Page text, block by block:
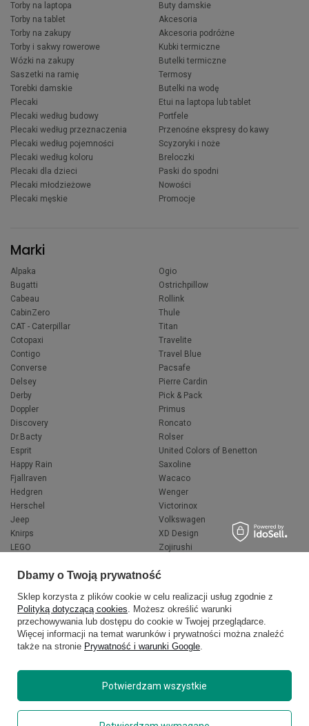
Torby na laptopa
Torby na tablet
Torby na zakupy
Torby i sakwy rowerowe
Wózki na zakupy
Saszetki na ramię
Torebki damskie
Plecaki
Plecaki według budowy
Plecaki według przeznaczenia
Plecaki według pojemności
Plecaki według koloru
Plecaki dla dzieci
Plecaki młodzieżowe
Plecaki męskie
Buty damskie
Akcesoria
Akcesoria podróżne
Kubki termiczne
Butelki termiczne
Termosy
Butelki na wodę
Etui na laptopa lub tablet
Portfele
Przenośne ekspresy do kawy
Scyzoryki i noże
Breloczki
Paski do spodni
Nowości
Promocje
Marki
Alpaka
Bugatti
Cabeau
CabinZero
CAT - Caterpillar
Cotopaxi
Contigo
Converse
Delsey
Derby
Doppler
Discovery
Dr.Bacty
Esprit
Happy Rain
Fjallraven
Hedgren
Herschel
Jeep
Knirps
LEGO
National Geographic
Ogio
Ostrichpillow
Rollink
Thule
Titan
Travelite
Travel Blue
Pacsafe
Pierre Cardin
Pick & Pack
Primus
Roncato
Rolser
United Colors of Benetton
Saxoline
Wacaco
Wenger
Victorinox
Volkswagen
XD Design
Zojirushi
VANS
Copyright © 2026 delcaso.pl. Wszelkie prawa zastrzeżone.
Dbamy o Twoją prywatność
Sklep korzysta z plików cookie w celu realizacji usług zgodnie z
Polityką dotyczącą cookies. Możesz określić warunki
przechowywania lub dostępu do cookie w Twojej przeglądarce.
Więcej informacji na temat warunków i prywatności można znaleźć
także na stronie Prywatność i warunki Google.
Potwierdzam wszystkie